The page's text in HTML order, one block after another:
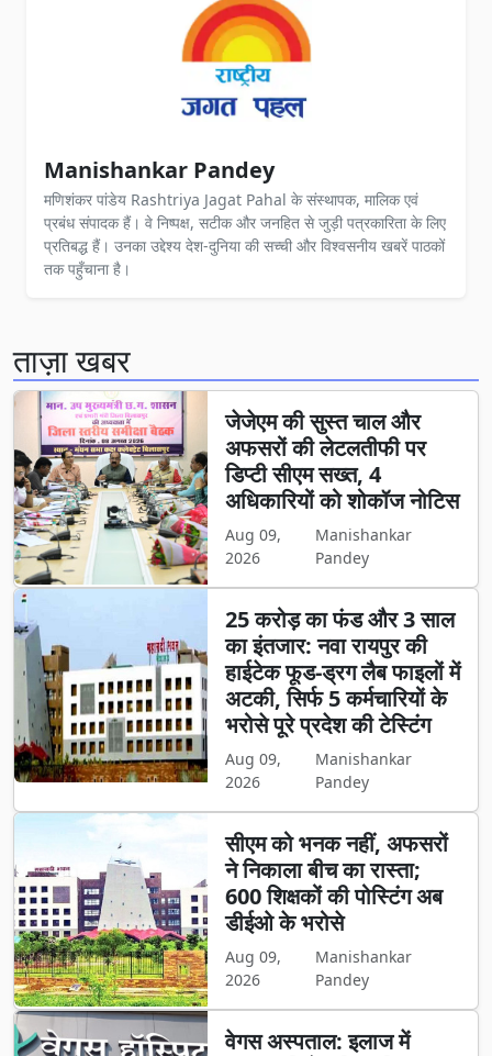
Manishankar Pandey
मणिशंकर पांडेय Rashtriya Jagat Pahal के संस्थापक, मालिक एवं
प्रबंध संपादक हैं। वे निष्पक्ष, सटीक और जनहित से जुड़ी पत्रकारिता के लिए
प्रतिबद्ध हैं। उनका उद्देश्य देश-दुनिया की सच्ची और विश्वसनीय खबरें पाठकों
तक पहुँचाना है।
ताज़ा खबर
जेजेएम की सुस्त चाल और
अफसरों की लेटलतीफी पर
डिप्टी सीएम सख्त, 4
अधिकारियों को शोकॉज नोटिस
Aug 09,
2026
Manishankar
Pandey
25 करोड़ का फंड और 3 साल
का इंतजार: नवा रायपुर की
हाईटेक फूड-ड्रग लैब फाइलों में
अटकी, सिर्फ 5 कर्मचारियों के
भरोसे पूरे प्रदेश की टेस्टिंग
Aug 09,
2026
Manishankar
Pandey
सीएम को भनक नहीं, अफसरों
ने निकाला बीच का रास्ता;
600 शिक्षकों की पोस्टिंग अब
डीईओ के भरोसे
Aug 09,
2026
Manishankar
Pandey
वेगस अस्पताल: इलाज में